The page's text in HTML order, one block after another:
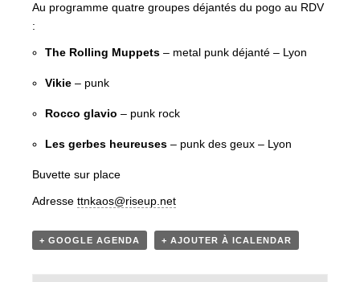
Au programme quatre groupes déjantés du pogo au RDV
:
The Rolling Muppets – metal punk déjanté – Lyon
Vikie – punk
Rocco glavio – punk rock
Les gerbes heureuses – punk des geux – Lyon
Buvette sur place
Adresse ttnkaos@riseup.net
+ GOOGLE AGENDA + AJOUTER À ICALENDAR